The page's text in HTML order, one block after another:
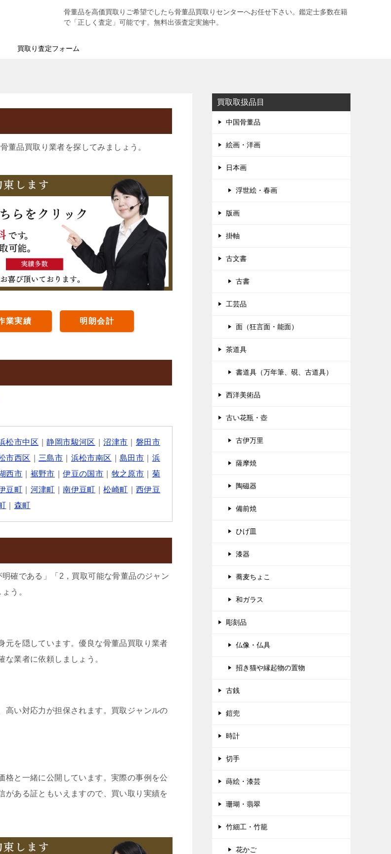
骨董品を高価買取りご希望でしたら骨董品買取りセンターへお任せ下さい。鑑定士多数在籍
で「正しく査定」可能です。無料出張査定実施中。
買取り査定フォーム
董品買取り業者を探してみましょう。
業実績 明朗会計
松市中区 ｜静岡市駿河区 ｜沼津市
磐田市
市西区 三島市 浜松市南区 ｜島田市
浜
西市 裾野市 ｜伊豆の国市 牧之原市
菊
豆町 河津町 ｜南伊豆町 ｜松崎町
西伊豆
森町
確である」「2，買取可能な骨董品のジャン
う。
元を隠しています。優良な骨董品買取り業者
業者に依頼しましょう。
高い対応力が担保されます。買取ジャンルの
格と一緒に公開しています。実際の事例を公
がある証ともいえますので、買い取り実績を
買取取扱品目
中国骨董品
絵画・洋画
日本画
浮世絵・春画
版画
掛軸
古文書
古書
工芸品
面（狂言面・能面）
茶道具
書道具（万年筆、硯、古道具）
西洋美術品
古い花瓶・壺
古伊万里
薩摩焼
陶磁器
備前焼
ひげ皿
漆器
蕎麦ちょこ
和ガラス
彫刻品
仏像・仏具
招き猫や縁起物の置物
古銭
鎧兜
時計
切手
蒔絵・漆芸
珊瑚・翡翠
竹細工・竹籠
花かご